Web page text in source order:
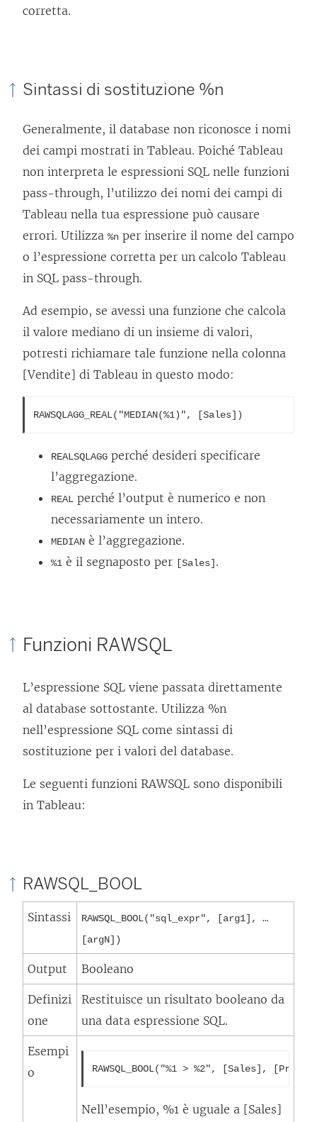
corretta.
Sintassi di sostituzione %n
Generalmente, il database non riconosce i nomi
dei campi mostrati in Tableau. Poiché Tableau
non interpreta le espressioni SQL nelle funzioni
pass-through, l’utilizzo dei nomi dei campi di
Tableau nella tua espressione può causare
errori. Utilizza %n per inserire il nome del campo
o l’espressione corretta per un calcolo Tableau
in SQL pass-through.
Ad esempio, se avessi una funzione che calcola
il valore mediano di un insieme di valori,
potresti richiamare tale funzione nella colonna
[Vendite] di Tableau in questo modo:
RAWSQLAGG_REAL("MEDIAN(%1)", [Sales])
REALSQLAGG perché desideri specificare
l’aggregazione.
REAL perché l’output è numerico e non
necessariamente un intero.
MEDIAN è l’aggregazione.
%1 è il segnaposto per [Sales] .
Funzioni RAWSQL
L’espressione SQL viene passata direttamente
al database sottostante. Utilizza %n
nell’espressione SQL come sintassi di
sostituzione per i valori del database.
Le seguenti funzioni RAWSQL sono disponibili
in Tableau:
RAWSQL_BOOL
Sintassi
RAWSQL_BOOL("sql_expr", [arg1], …
[argN])
Output Booleano
Definizi
one
Restituisce un risultato booleano da
una data espressione SQL.
Esempi
o
RAWSQL_BOOL("%1 > %2", [Sales],
Nell’esempio, %1 è uguale a [Sales]